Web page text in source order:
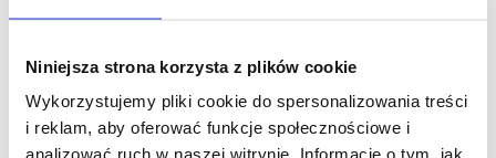
Niniejsza strona korzysta z plików cookie
Wykorzystujemy pliki cookie do spersonalizowania treści
i reklam, aby oferować funkcje społecznościowe i
analizować ruch w naszej witrynie. Informacje o tym, jak
czasu pracy, czyli zestawieniu pięciu kar, które